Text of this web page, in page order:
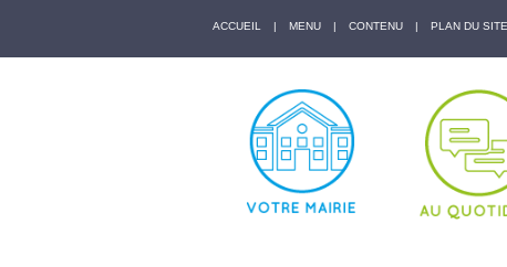
ACCUEIL | MENU | CONTENU | PLAN DU SITE